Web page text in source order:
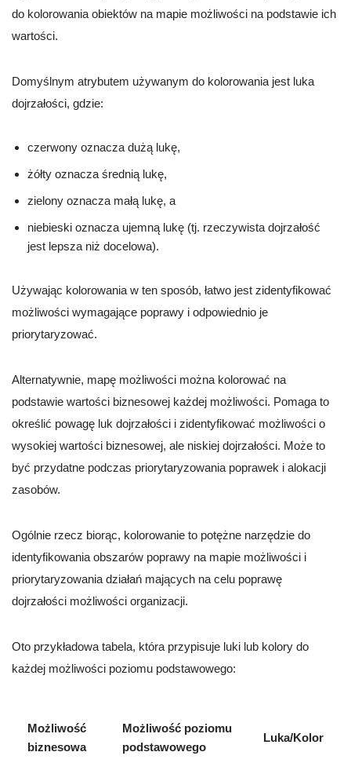
do kolorowania obiektów na mapie możliwości na podstawie ich
wartości.
Domyślnym atrybutem używanym do kolorowania jest luka
dojrzałości, gdzie:
czerwony oznacza dużą lukę,
żółty oznacza średnią lukę,
zielony oznacza małą lukę, a
niebieski oznacza ujemną lukę (tj. rzeczywista dojrzałość
jest lepsza niż docelowa).
Używając kolorowania w ten sposób, łatwo jest zidentyfikować
możliwości wymagające poprawy i odpowiednio je
priorytaryzować.
Alternatywnie, mapę możliwości można kolorować na
podstawie wartości biznesowej każdej możliwości. Pomaga to
określić powagę luk dojrzałości i zidentyfikować możliwości o
wysokiej wartości biznesowej, ale niskiej dojrzałości. Może to
być przydatne podczas priorytaryzowania poprawek i alokacji
zasobów.
Ogólnie rzecz biorąc, kolorowanie to potężne narzędzie do
identyfikowania obszarów poprawy na mapie możliwości i
priorytaryzowania działań mających na celu poprawę
dojrzałości możliwości organizacji.
Oto przykładowa tabela, która przypisuje luki lub kolory do
każdej możliwości poziomu podstawowego:
Możliwość
biznesowa
Możliwość poziomu
podstawowego
Luka/Kolor